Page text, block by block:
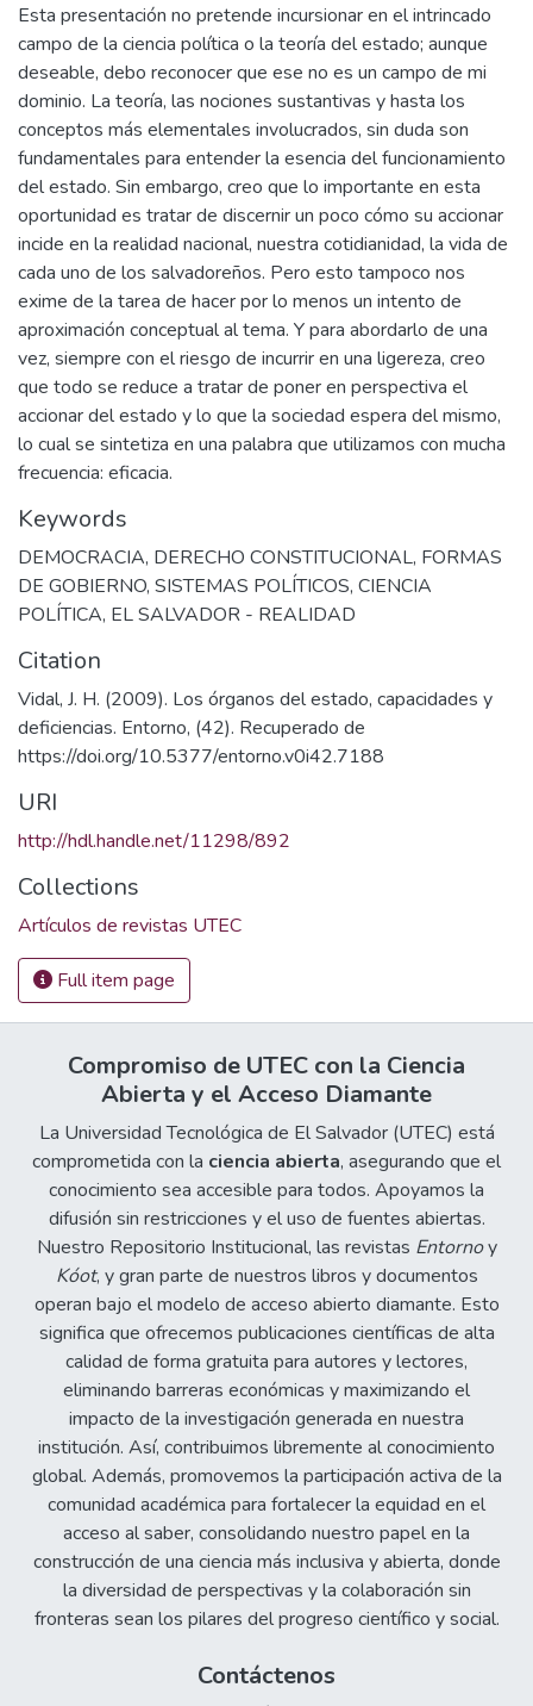
Esta presentación no pretende incursionar en el intrincado
campo de la ciencia política o la teoría del estado; aunque
deseable, debo reconocer que ese no es un campo de mi
dominio. La teoría, las nociones sustantivas y hasta los
conceptos más elementales involucrados, sin duda son
fundamentales para entender la esencia del funcionamiento
del estado. Sin embargo, creo que lo importante en esta
oportunidad es tratar de discernir un poco cómo su accionar
incide en la realidad nacional, nuestra cotidianidad, la vida de
cada uno de los salvadoreños. Pero esto tampoco nos
exime de la tarea de hacer por lo menos un intento de
aproximación conceptual al tema. Y para abordarlo de una
vez, siempre con el riesgo de incurrir en una ligereza, creo
que todo se reduce a tratar de poner en perspectiva el
accionar del estado y lo que la sociedad espera del mismo,
lo cual se sintetiza en una palabra que utilizamos con mucha
frecuencia: eficacia.
Keywords
DEMOCRACIA, DERECHO CONSTITUCIONAL, FORMAS
DE GOBIERNO, SISTEMAS POLÍTICOS, CIENCIA
POLÍTICA, EL SALVADOR - REALIDAD
Citation
Vidal, J. H. (2009). Los órganos del estado, capacidades y
deficiencias. Entorno, (42). Recuperado de
https://doi.org/10.5377/entorno.v0i42.7188
URI
http://hdl.handle.net/11298/892
Collections
Artículos de revistas UTEC
Full item page
Compromiso de UTEC con la Ciencia
Abierta y el Acceso Diamante
La Universidad Tecnológica de El Salvador (UTEC) está
comprometida con la ciencia abierta, asegurando que el
conocimiento sea accesible para todos. Apoyamos la
difusión sin restricciones y el uso de fuentes abiertas.
Nuestro Repositorio Institucional, las revistas Entornoy
Kóot, y gran parte de nuestros libros y documentos
operan bajo el modelo de acceso abierto diamante. Esto
significa que ofrecemos publicaciones científicas de alta
calidad de forma gratuita para autores y lectores,
eliminando barreras económicas y maximizando el
impacto de la investigación generada en nuestra
institución. Así, contribuimos libremente al conocimiento
global. Además, promovemos la participación activa de la
comunidad académica para fortalecer la equidad en el
acceso al saber, consolidando nuestro papel en la
construcción de una ciencia más inclusiva y abierta, donde
la diversidad de perspectivas y la colaboración sin
fronteras sean los pilares del progreso científico y social.
Contáctenos